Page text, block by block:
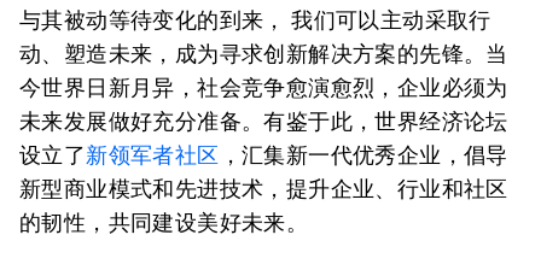
与其被动等待变化的到来， 我们可以主动采取行
动、塑造未来，成为寻求创新解决方案的先锋。当
今世界日新月异，社会竞争愈演愈烈，企业必须为
未来发展做好充分准备。有鉴于此，世界经济论坛
设立了新领军者社区 ，汇集新一代优秀企业，倡导
新型商业模式和先进技术，提升企业、行业和社区
的韧性，共同建设美好未来。